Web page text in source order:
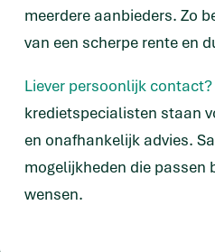
meerdere aanbieders. Zo
van een scherpe rente en
Liever persoonlijk contact?
kredietspecialisten staan
en onafhankelijk advies.
mogelijkheden die passen
wensen.